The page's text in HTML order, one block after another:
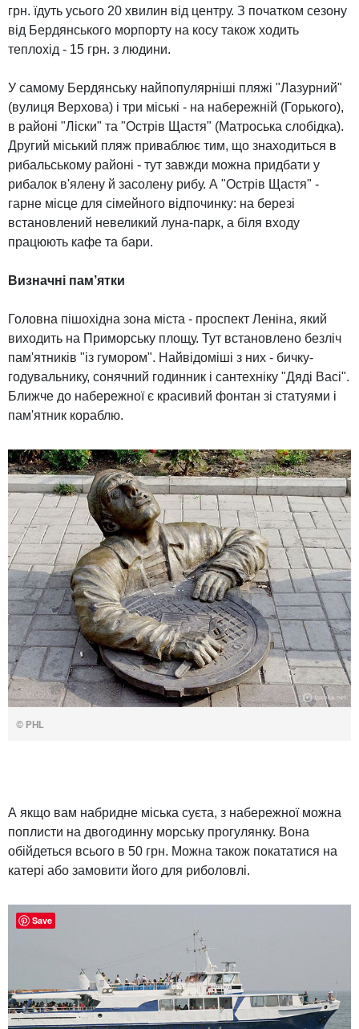
грн. їдуть усього 20 хвилин від центру. З початком сезону
від Бердянського морпорту на косу також ходить
теплохід - 15 грн. з людини.
У самому Бердянську найпопулярніші пляжі "Лазурний"
(вулиця Верхова) і три міські - на набережній (Горького),
в районі "Ліски" та "Острів Щастя" (Матроська слобідка).
Другий міський пляж приваблює тим, що знаходиться в
рибальському районі - тут завжди можна придбати у
рибалок в'ялену й засолену рибу. А "Острів Щастя" -
гарне місце для сімейного відпочинку: на березі
встановлений невеликий луна-парк, а біля входу
працюють кафе та бари.
Визначні пам’ятки
Головна пішохідна зона міста - проспект Леніна, який
виходить на Приморську площу. Тут встановлено безліч
пам'ятників "із гумором". Найвідоміші з них - бичку-
годувальнику, сонячний годинник і сантехніку "Дяді Васі".
Ближче до набережної є красивий фонтан зі статуями і
пам'ятник кораблю.
© PHL
А якщо вам набридне міська суєта, з набережної можна
поплисти на двогодинну морську прогулянку. Вона
обійдеться всього в 50 грн. Можна також покататися на
катері або замовити його для риболовлі.
Save